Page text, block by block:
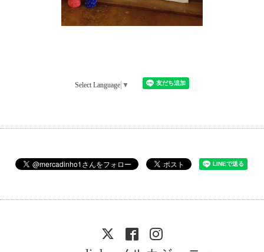
Select Language ▼